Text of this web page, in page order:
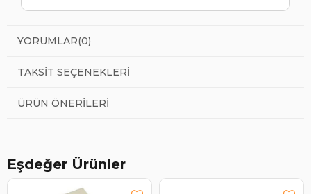
YORUMLAR(0)
TAKSIT SEÇENEKLERI
ÜRÜN ÖNERILERI
Eşdeğer Ürünler